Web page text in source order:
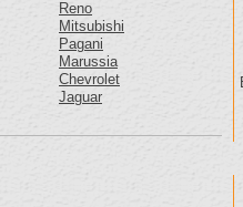
Reno
Mitsubishi
Pagani
Marussia
Chevrolet
Jaguar